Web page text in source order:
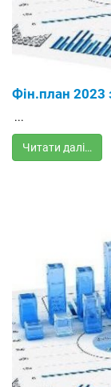
Фін.план 2023
...
Читати далі…